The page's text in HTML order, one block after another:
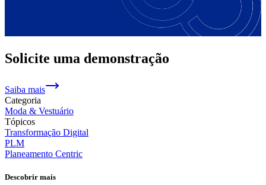
Solicite uma demonstração
Saiba mais
Categoria
Moda & Vestuário
Tópicos
Transformação Digital
PLM
Planeamento Centric
Descobrir mais